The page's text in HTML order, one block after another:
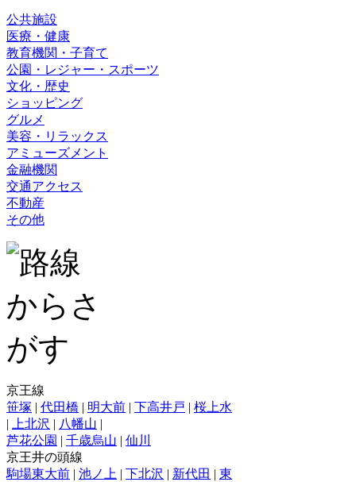
公共施設
医療・健康
教育機関・子育て
公園・レジャー・スポーツ
文化・歴史
ショッピング
グルメ
美容・リラックス
アミューズメント
金融機関
交通アクセス
不動産
その他
京王線
笹塚 | 代田橋 | 明大前 | 下高井戸 | 桜上水
|
上北沢 | 八幡山 |
芦花公園 | 千歳烏山 | 仙川
京王井の頭線
駒場東大前 | 池ノ上 | 下北沢 | 新代田 | 東